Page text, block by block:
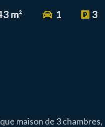
m² 1 3
maison de 3 chambres,